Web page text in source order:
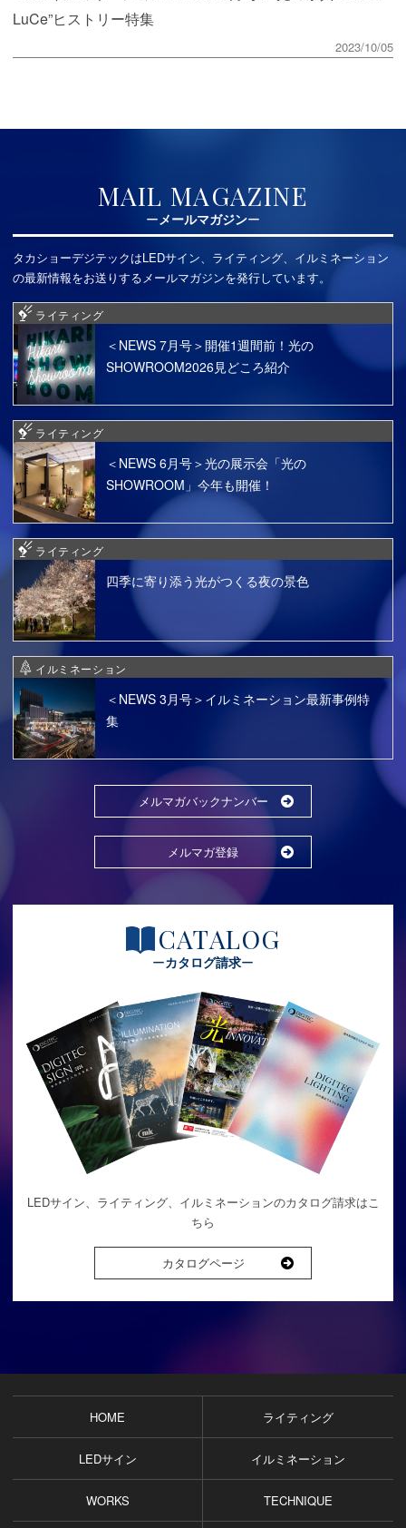
LuCe”ヒストリー特集
2023/10/05
MAIL MAGAZINE
メールマガジン
タカショーデジテックはLEDサイン、ライティング、イルミネーション
の最新情報をお送りするメールマガジンを発行しています。
ライティング
＜NEWS 7月号＞開催1週間前！光の
SHOWROOM2026見どころ紹介
ライティング
＜NEWS 6月号＞光の展示会「光の
SHOWROOM」今年も開催！
ライティング
四季に寄り添う光がつくる夜の景色
イルミネーション
＜NEWS 3月号＞イルミネーション最新事例特
集
メルマガバックナンバー
メルマガ登録
CATALOG
カタログ請求
LEDサイン、ライティング、イルミネーションのカタログ請求はこ
ちら
カタログページ
HOME ライティング
LEDサイン イルミネーション
WORKS TECHNIQUE